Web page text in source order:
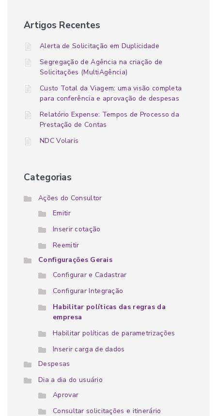
Artigos Recentes
Alerta de Solicitação em Duplicidade
Segregação de Agência na criação de
Solicitações (MultiAgência)
Custo Total da Viagem: uma visão completa
para conferência e aprovação de despesas
Relatório Expense: Tempos de Processo da
Prestação de Contas
NDC Volaris
Categorias
Ações do Consultor
Emitir
Inserir cotação
Reemitir
Configurações Gerais
Configurar e Cadastrar
Configurar Integração
Habilitar políticas das regras da
empresa
Habilitar políticas de parametrizações
Inserir carga de dados
Despesas
Dia a dia do usuário
Aprovar
Consultar solicitações e itinerário